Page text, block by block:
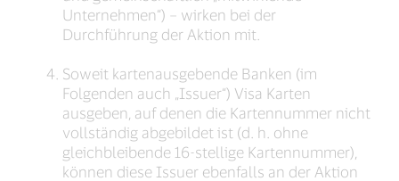
Unternehmen“) – wirken bei der
Durchführung der Aktion mit.
Soweit kartenausgebende Banken (im
Folgenden auch „Issuer“) Visa Karten
ausgeben, auf denen die Kartennummer nicht
vollständig abgebildet ist (d. h. ohne
gleichbleibende 16-stellige Kartennummer),
können diese Issuer ebenfalls an der Aktion